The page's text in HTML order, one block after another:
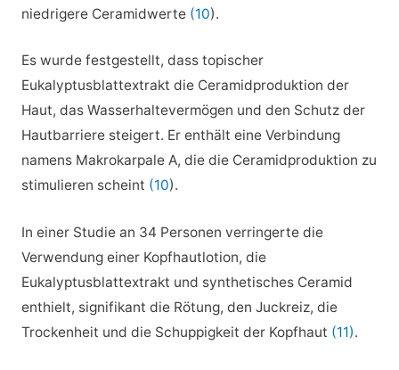
niedrigere Ceramidwerte(10).
Es wurde festgestellt, dass topischer
Eukalyptusblattextrakt die Ceramidproduktion der
Haut, das Wasserhaltevermögen und den Schutz der
Hautbarriere steigert. Er enthält eine Verbindung
namens Makrokarpale A, die die Ceramidproduktion zu
stimulieren scheint (10).
In einer Studie an 34 Personen verringerte die
Verwendung einer Kopfhautlotion, die
Eukalyptusblattextrakt und synthetisches Ceramid
enthielt, signifikant die Rötung, den Juckreiz, die
Trockenheit und die Schuppigkeit der Kopfhaut (11).